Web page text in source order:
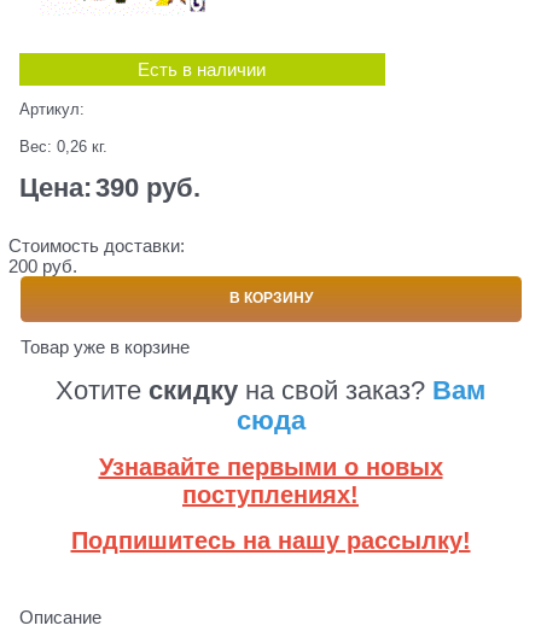
Есть в наличии
Артикул:
Вес: 0,26 кг.
Цена:390 руб.
Стоимость доставки:
200 руб.
В КОРЗИНУ
Товар уже в корзине
Хотите скидку на свой заказ? Вам
сюда
Узнавайте первыми о новых
поступлениях!
Подпишитесь на нашу рассылку!
Описание